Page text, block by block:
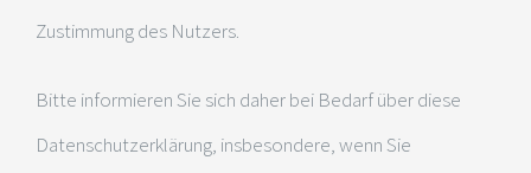
Zustimmung des Nutzers.
Bitte informieren Sie sich daher bei Bedarf über diese
Datenschutzerklärung, insbesondere, wenn Sie